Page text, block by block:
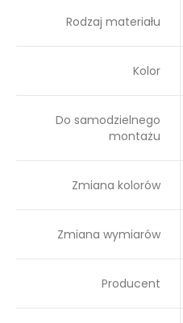
Rodzaj materiału
Kolor
Do samodzielnego
montażu
Zmiana kolorów
Zmiana wymiarów
Producent